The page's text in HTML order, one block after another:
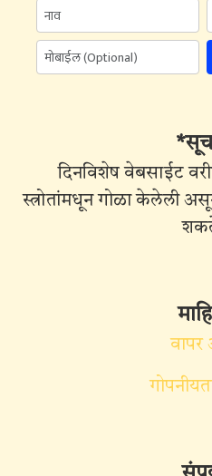
दिनविशेष वेबसाईट
स्त्रोतांमधून गोळा केलेली
वापर